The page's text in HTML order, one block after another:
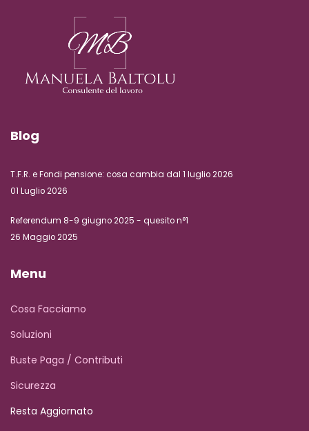
Blog
T.F.R. e Fondi pensione: cosa cambia dal 1 luglio 2026
01 Luglio 2026
Referendum 8-9 giugno 2025 - quesito n°1
26 Maggio 2025
Menu
Cosa Facciamo
Soluzioni
Buste Paga / Contributi
Sicurezza
Resta Aggiornato